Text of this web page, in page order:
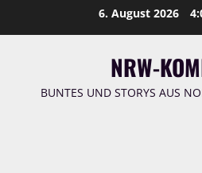
6. August 2026
NRW-
BUNTES UND STORYS AUS